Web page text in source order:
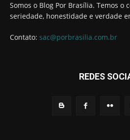
Somos o Blog Por Brasília. Temos o
seriedade, honestidade e verdade
Contato: sac@porbrasilia.com.br
REDES